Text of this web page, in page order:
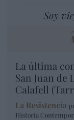
Soy
La última
San Juan de
Calafell
La Resistencia
Historia